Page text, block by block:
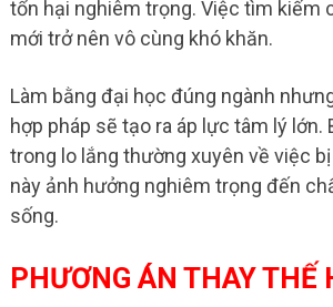
tổn hại nghiêm trọng. Việc tìm kiếm
mới trở nên vô cùng khó khăn.
Làm bằng đại học đúng ngành
hợp pháp sẽ tạo ra áp lực tâm lý lớn.
trong lo lắng thường xuyên về việc
này ảnh hưởng nghiêm trọng đến
sống.
PHƯƠNG ÁN THAY THẾ